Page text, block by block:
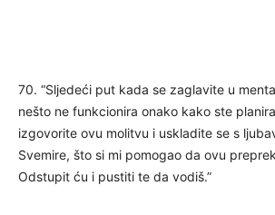
70. “Sljedeći put kada se zaglavite u
nešto ne funkcionira onako kako ste
izgovorite ovu molitvu i uskladite se s
Svemire, što si mi pomogao da ovu
Odstupit ću i pustiti te da vodiš.”